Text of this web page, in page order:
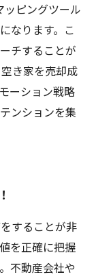
ッピングツール
なります。こ
チすることが
き家を売却成
ーション戦略
ンションを集
することが非
を正確に把握
不動産会社や